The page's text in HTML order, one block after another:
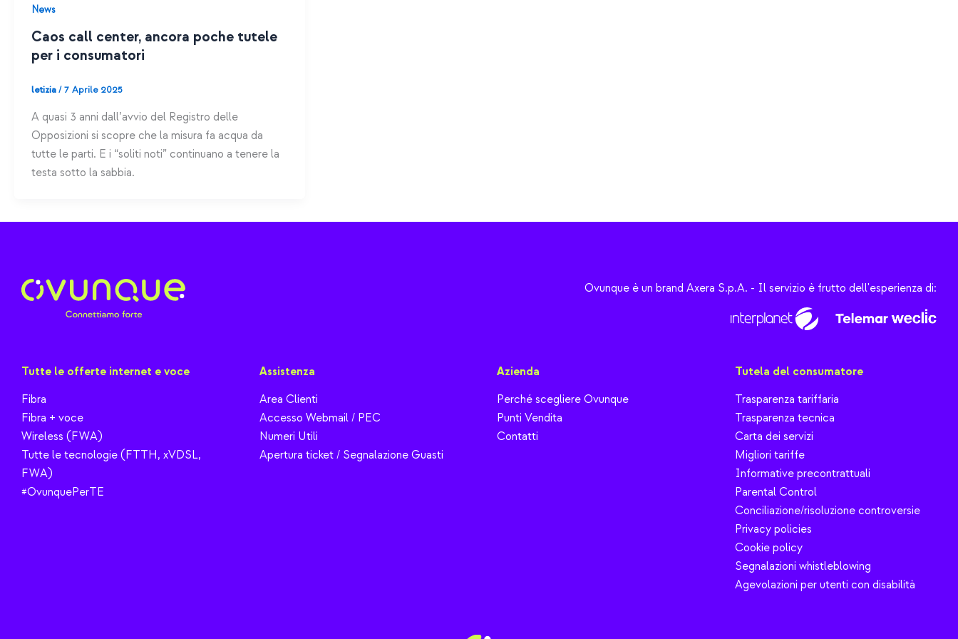
News
Caos call center, ancora poche tutele
per i consumatori
letizia/7 Aprile 2025
A quasi 3 anni dall’avvio del Registro delle
Opposizioni si scopre che la misura fa acqua da
tutte le parti. E i “soliti noti” continuano a tenere la
testa sotto la sabbia.
Ovunque è un brand Axera S.p.A. - Il servizio è frutto dell'esperienza di:
Tutte le offerte internet e voce
Fibra
Fibra + voce
Wireless (FWA)
Tutte le tecnologie (FTTH, xVDSL,
FWA)
#OvunquePerTE
Assistenza
Area Clienti
Accesso Webmail / PEC
Numeri Utili
Apertura ticket / Segnalazione Guasti
Azienda
Perché scegliere Ovunque
Punti Vendita
Contatti
Tutela del consumatore
Trasparenza tariffaria
Trasparenza tecnica
Carta dei servizi
Migliori tariffe
Informative precontrattuali
Parental Control
Conciliazione/risoluzione controversie
Privacy policies
Cookie policy
Segnalazioni whistleblowing
Agevolazioni per utenti con disabilità